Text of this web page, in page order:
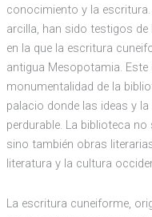
conocimiento y la
arcilla, han sido testigos
en la que la escritura
antigua Mesopotamia.
monumentalidad de la
palacio donde las ideas y
perdurable. La biblioteca
sino también obras
literatura y la cultura
La escritura cuneiforme,